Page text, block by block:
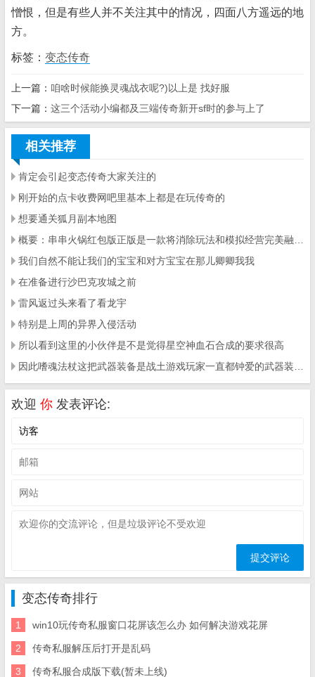
憎恨，但是有些人并不关注其中的情况，四面八方遥远的地
方。
标签： 变态传奇
上一篇： 咱啥时候能换灵魂战衣呢?)以上是 找好服
下一篇： 这三个活动小编都及三端传奇新开sf时的参与上了
相关推荐
肯定会引起变态传奇大家关注的
刚开始的点卡收费网吧里基本上都是在玩传奇的
想要通关狐月副本地图
我们自然不能让我们的宝宝和对方宝宝在那儿卿卿我我
在准备进行沙巴克攻城之前
雷风返过头来看了看龙宇
特别是上周的异界入侵活动
所以看到这里的小伙伴是不是觉得星空神血石合成的要求很高
欢迎 你 发表评论:
变态传奇排行
1 win10玩传奇私服窗口花屏该怎么办 如何解决游戏花屏
2 传奇私服解压后打开是乱码
3 传奇私服合成版下载(暂未上线)